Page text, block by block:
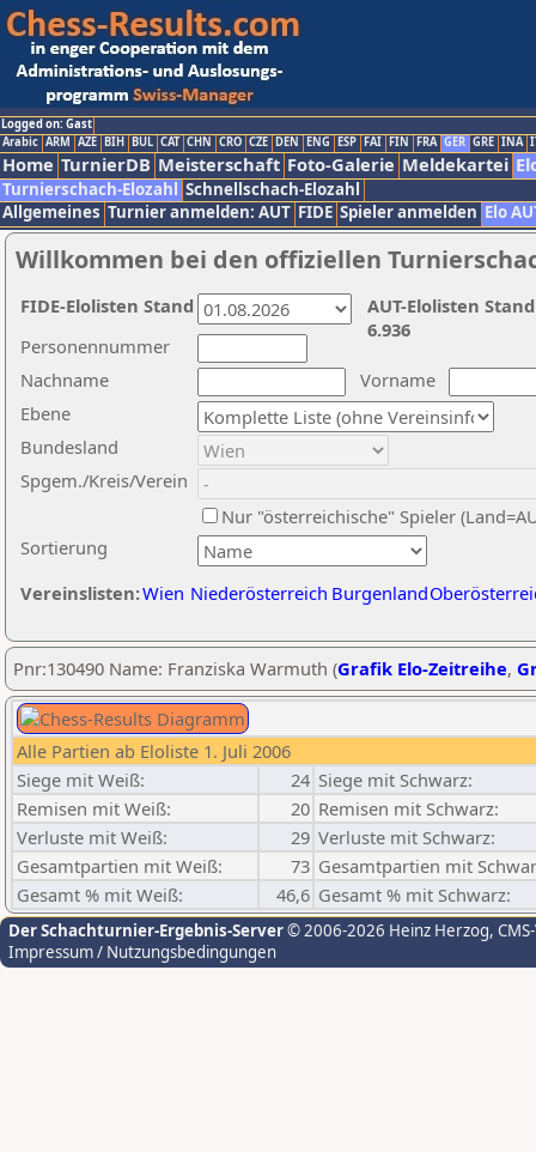
Logged on: Gast
Arabic ARM AZE BIH BUL CAT CHN CRO CZE DEN ENG ESP FAI FIN FRA GER GRE INA
Home TurnierDB Meisterschaft Foto-Galerie Meldekartei
Turnierschach-Elozahl Schnellschach-Elozahl
Allgemeines Turnier anmelden: AUT FIDE Spieler anmelden Elo
Willkommen bei den offiziellen
Nachname
Vorname
Ebene
Sortierung
Personennummer
Bundesland
Spgem./Kreis/Verein
Nur "österreichische" Spieler
Vereinslisten:Wien Niederösterreich Burgenland
AUT-Elolisten
6.936
FIDE-Elolisten Stand
Pnr:130490 Name: Franziska Warmuth (Grafik Elo-Zeitreihe,
Alle Partien ab Eloliste 1. Juli 2006
Siege mit Weiß:
24 Siege mit Schwarz:
Remisen mit Weiß:
20 Remisen mit Schwarz:
Verluste mit Weiß:
29 Verluste mit Schwarz:
Gesamtpartien mit Weiß:
73 Gesamtpartien mit
Gesamt % mit Weiß:
46,6 Gesamt % mit Schwarz:
Der Schachturnier-Ergebnis-Server© 2006-2026 Heinz Herzog,
Impressum / Nutzungsbedingungen